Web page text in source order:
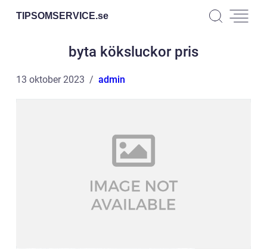
TIPSOMSERVICE.se
byta köksluckor pris
13 oktober 2023 admin